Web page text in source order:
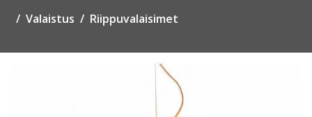
Valaistus Riippuvalaisimet